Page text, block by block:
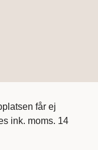
får ej
ink. moms. 14